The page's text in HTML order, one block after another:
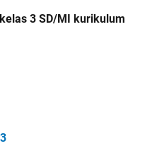
3 SD/MI kurikulum